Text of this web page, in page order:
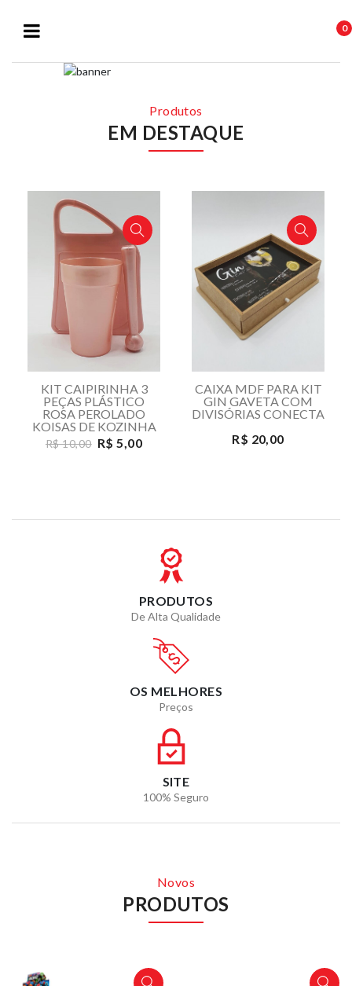
0
Produtos
EM DESTAQUE
KIT CAIPIRINHA 3
PEÇAS PLÁSTICO
ROSA PEROLADO
KOISAS DE KOZINHA
R$ 10,00 R$ 5,00
CAIXA MDF PARA KIT
GIN GAVETA COM
DIVISÓRIAS CONECTA
R$ 20,00
PRODUTOS
De Alta Qualidade
OS MELHORES
Preços
SITE
100% Seguro
Novos
PRODUTOS